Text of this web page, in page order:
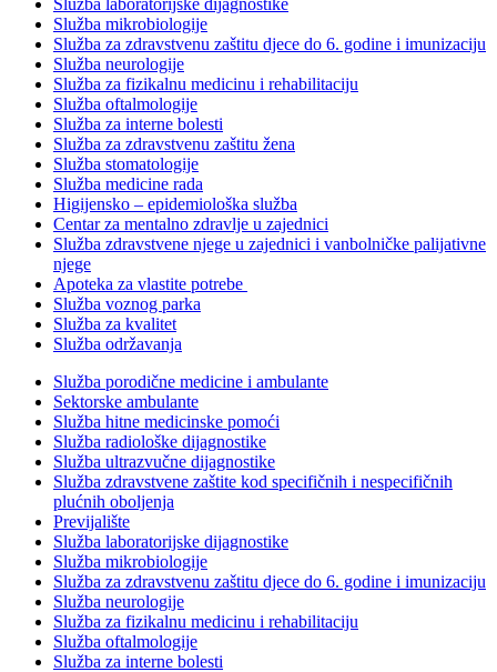
Služba laboratorijske dijagnostike
Služba mikrobiologije
Služba za zdravstvenu zaštitu djece do 6. godine i imunizaciju
Služba neurologije
Služba za fizikalnu medicinu i rehabilitaciju
Služba oftalmologije
Služba za interne bolesti
Služba za zdravstvenu zaštitu žena
Služba stomatologije
Služba medicine rada
Higijensko – epidemiološka služba
Centar za mentalno zdravlje u zajednici
Služba zdravstvene njege u zajednici i vanbolničke palijativne
njege
Apoteka za vlastite potrebe
Služba voznog parka
Služba za kvalitet
Služba održavanja
Služba porodične medicine i ambulante
Sektorske ambulante
Služba hitne medicinske pomoći
Služba radiološke dijagnostike
Služba ultrazvučne dijagnostike
Služba zdravstvene zaštite kod specifičnih i nespecifičnih
plućnih oboljenja
Previjalište
Služba laboratorijske dijagnostike
Služba mikrobiologije
Služba za zdravstvenu zaštitu djece do 6. godine i imunizaciju
Služba neurologije
Služba za fizikalnu medicinu i rehabilitaciju
Služba oftalmologije
Služba za interne bolesti